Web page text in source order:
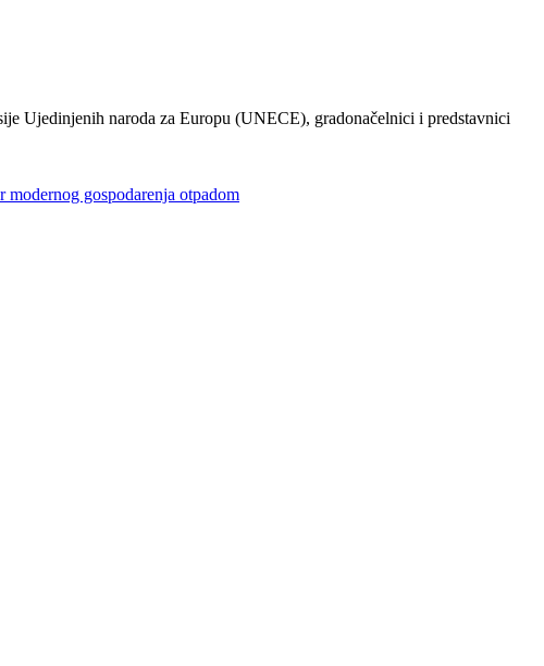
Ujedinjenih naroda za Europu (UNECE), gradonačelnici i predstavnici
gospodarenja otpadom